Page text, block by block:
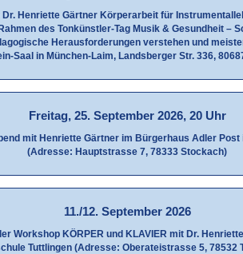
Henriette Gärtner Körperarbeit für
des Tonkünstler-Tag Musik & Gesundheit –
Herausforderungen verstehen und
Saal in München-Laim, Landsberger Str. 336,
Freitag, 25. September 2026, 20 Uhr
mit Henriette Gärtner im Bürgerhaus Adler Post
(Adresse: Hauptstrasse 7, 78333 Stockach)
11./12. September 2026
Workshop KÖRPER und KLAVIER mit Dr.
Tuttlingen (Adresse: Oberateistrasse 5, 78532